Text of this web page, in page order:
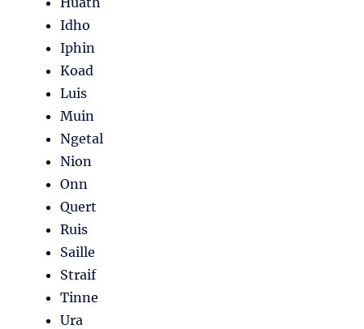
Idho
Iphin
Koad
Luis
Muin
Ngetal
Nion
Onn
Quert
Ruis
Saille
Straif
Tinne
Ura